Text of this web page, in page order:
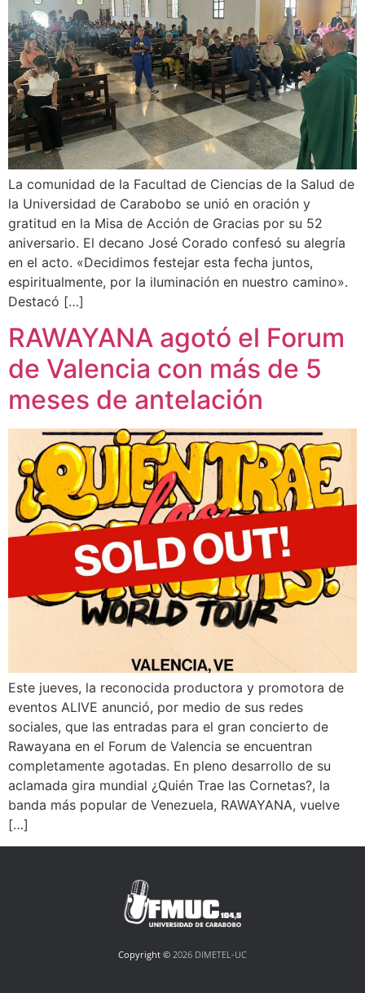
La comunidad de la Facultad de Ciencias de la Salud de
la Universidad de Carabobo se unió en oración y
gratitud en la Misa de Acción de Gracias por su 52
aniversario. El decano José Corado confesó su alegría
en el acto. «Decidimos festejar esta fecha juntos,
espiritualmente, por la iluminación en nuestro camino».
Destacó […]
RAWAYANA agotó el Forum
de Valencia con más de 5
meses de antelación
Este jueves, la reconocida productora y promotora de
eventos ALIVE anunció, por medio de sus redes
sociales, que las entradas para el gran concierto de
Rawayana en el Forum de Valencia se encuentran
completamente agotadas. En pleno desarrollo de su
aclamada gira mundial ¿Quién Trae las Cornetas?, la
banda más popular de Venezuela, RAWAYANA, vuelve
[…]
Copyright © 2026 DIMETEL-UC